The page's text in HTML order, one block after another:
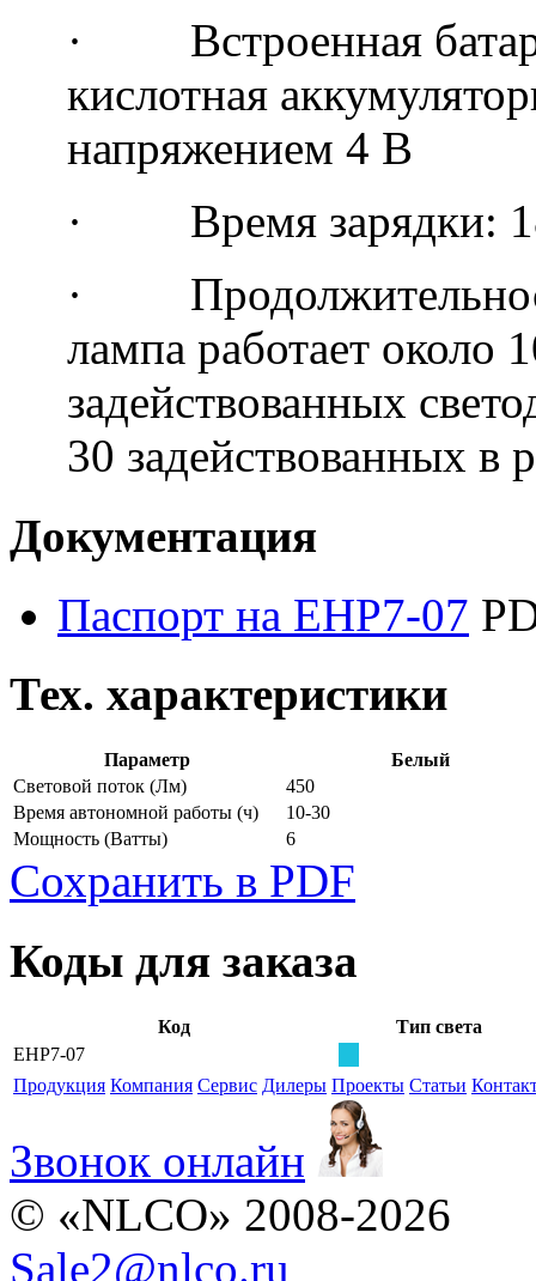
· Встроенная
кислотная
напряжением 4 В
· Время зарядки:
·
лампа работает около
задействованных
30 задействованных в
Документация
Паспорт на EHP7-07
Тех. характеристики
Параметр
Белый
Световой поток (Лм)
450
Время автономной работы (ч)
10-30
Мощность (Ватты) 6
Сохранить в PDF
Коды для заказа
Код
Тип света
EHP7-07
Продукция Компания Сервис Дилеры Проекты Статьи
Звонок онлайн
© «NLCO» 2008-2026
Sale2@nlco.ru